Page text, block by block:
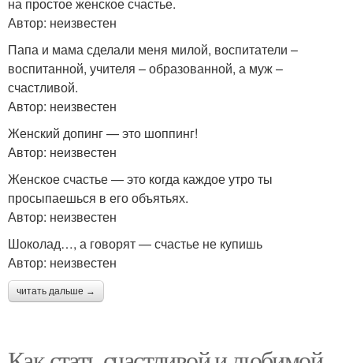
Автор: неизвестен
Папа и мама сделали меня милой, воспитатели –
воспитанной, учителя – образованной, а муж –
счастливой.
Автор: неизвестен
Женский допинг — это шоппинг!
Автор: неизвестен
Женское счастье — это когда каждое утро ты
просыпаешься в его объятьях.
Автор: неизвестен
Шоколад…, а говорят — счастье не купишь
Автор: неизвестен
читать дальше →